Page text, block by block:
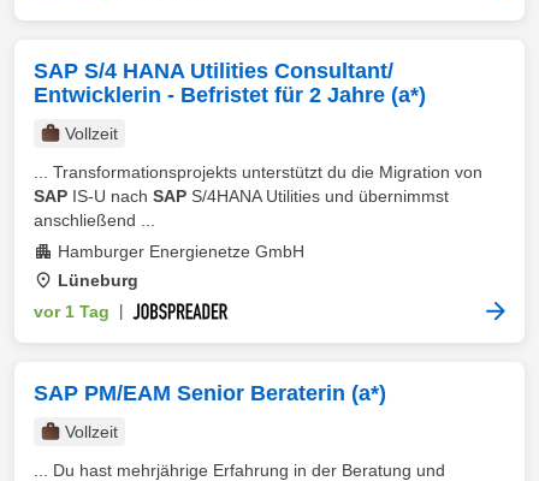
SAP S/4 HANA Utilities Consultant/
Entwicklerin - Befristet für 2 Jahre (a*)
Vollzeit
... Transformationsprojekts unterstützt du die Migration von
SAP IS-U nach SAP S/4HANA Utilities und übernimmst
anschließend ...
Hamburger Energienetze GmbH
Lüneburg
vor 1 Tag
SAP PM/EAM Senior Beraterin (a*)
Vollzeit
... Du hast mehrjährige Erfahrung in der Beratung und